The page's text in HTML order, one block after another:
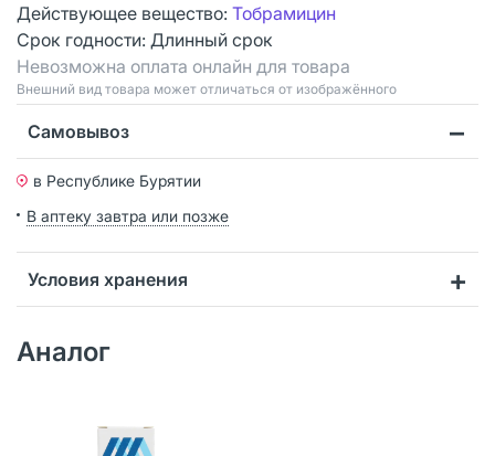
Действующее вещество: Тобрамицин
Срок годности: Длинный срок
Невозможна оплата онлайн для товара
Bнешний вид товара может отличаться от изображённого
Самовывоз
в Республике Бурятии
В аптеку завтра или позже
Условия хранения
Аналог